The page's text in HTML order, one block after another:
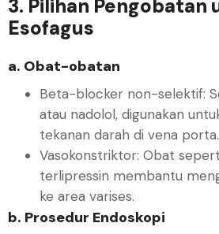
3. Pilihan Pengobatan
Esofagus
a. Obat-obatan
Beta-blocker non-selektif:
atau nadolol, digunakan
tekanan darah di vena porta.
Vasokonstriktor: Obat
terlipressin membantu
ke area varises.
b. Prosedur Endoskopi